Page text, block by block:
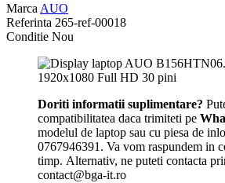
MarcaAUO
Referinta 265-ref-00018
Conditie Nou
Doriti informatii suplimentare?
compatibilitatea daca trimiteti pe
modelul de laptop sau cu piesa de
0767946391. Va vom raspundem in
timp. Alternativ, ne puteti contacta
contact@bga-it.ro